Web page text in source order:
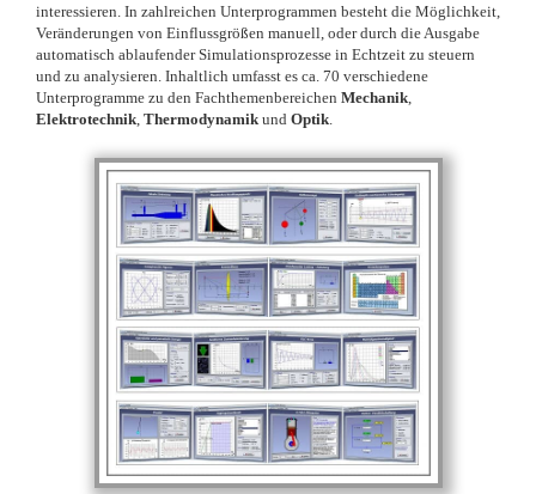
interessieren. In zahlreichen Unterprogrammen besteht die Möglichkeit,
Veränderungen von Einflussgrößen manuell, oder durch die Ausgabe
automatisch ablaufender Simulationsprozesse in Echtzeit zu steuern
und zu analysieren. Inhaltlich umfasst es ca. 70 verschiedene
Unterprogramme zu den Fachthemenbereichen Mechanik
Elektrotechnik Thermodynamik und Optik